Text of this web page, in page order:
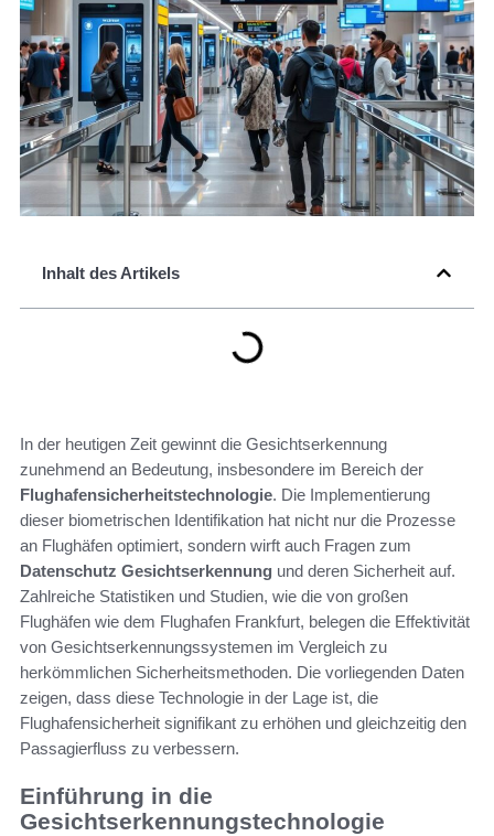
Inhalt des Artikels
In der heutigen Zeit gewinnt die Gesichtserkennung
zunehmend an Bedeutung, insbesondere im Bereich der
Flughafensicherheitstechnologie. Die Implementierung
dieser biometrischen Identifikation hat nicht nur die Prozesse
an Flughäfen optimiert, sondern wirft auch Fragen zum
Datenschutz Gesichtserkennung und deren Sicherheit auf.
Zahlreiche Statistiken und Studien, wie die von großen
Flughäfen wie dem Flughafen Frankfurt, belegen die Effektivität
von Gesichtserkennungssystemen im Vergleich zu
herkömmlichen Sicherheitsmethoden. Die vorliegenden Daten
zeigen, dass diese Technologie in der Lage ist, die
Flughafensicherheit signifikant zu erhöhen und gleichzeitig den
Passagierfluss zu verbessern.
Einführung in die
Gesichtserkennungstechnologie